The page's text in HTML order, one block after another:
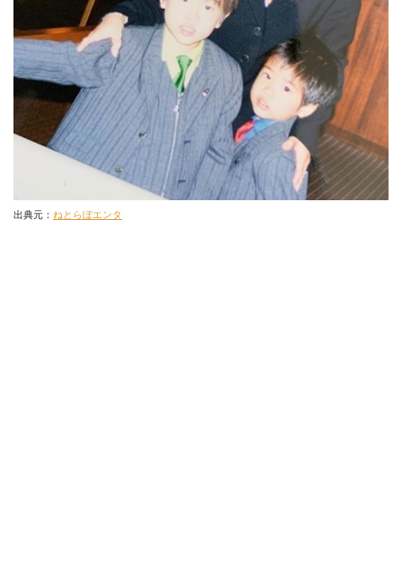
出典元： ねとらぼエンタ